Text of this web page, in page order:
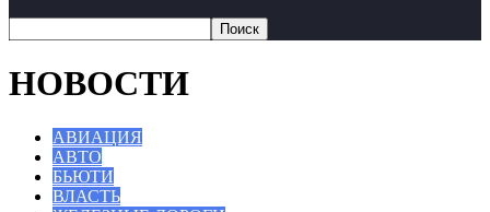
НОВОСТИ
АВИАЦИЯ
АВТО
БЬЮТИ
ВЛАСТЬ